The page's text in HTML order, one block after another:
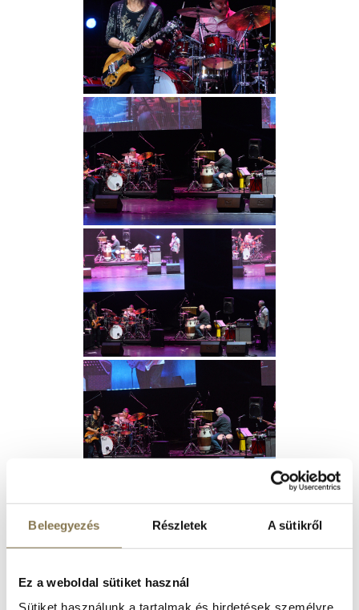
Beleegyezés Részletek A sütikről
Ez a weboldal sütiket használ
Sütiket használunk a tartalmak és hirdetések személyre